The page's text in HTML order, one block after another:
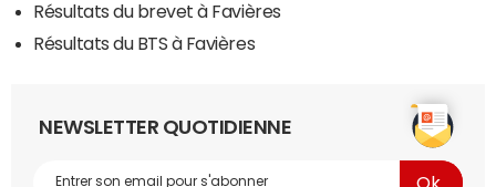
Résultats du brevet à Favières
Résultats du BTS à Favières
NEWSLETTER QUOTIDIENNE